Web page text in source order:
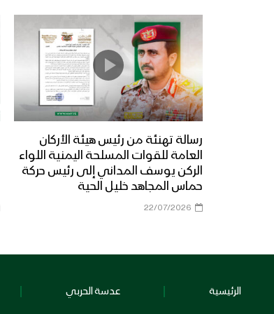
رسالة تهنئة من رئيس هيئة الأركان
العامة للقوات المسلحة اليمنية اللواء
الركن يوسف المداني إلى رئيس حركة
حماس المجاهد خليل الحية
22/07/2026
الرئيسية عدسة الحربي